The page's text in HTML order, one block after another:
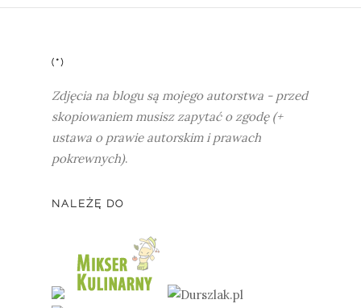
(*)
Zdjęcia na blogu są mojego autorstwa - przed
skopiowaniem musisz zapytać o zgodę (+
ustawa o prawie autorskim i prawach
pokrewnych).
NALEŻĘ DO